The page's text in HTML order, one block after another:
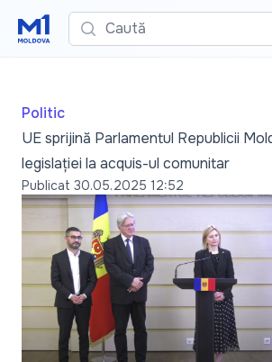
Caută
Politic
UE sprijină Parlamentul Republicii
legislației la acquis-ul comunitar
Publicat 30.05.2025 12:52